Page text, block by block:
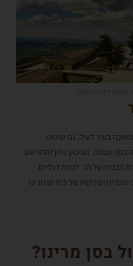
בעיר לעיל, גם שיטוט
בפני עצמה. גם כאן ניתן להתרשם
הבנויה על הר. לכתת רגליים
העתיקות של בתי סן מרינו
בסן מרינו?